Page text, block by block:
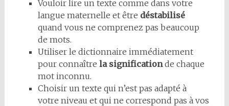
Vouloir lire un texte comme dans votre
langue maternelle et être déstabilisé
quand vous ne comprenez pas beaucoup
de mots.
Utiliser le dictionnaire immédiatement
pour connaître la significationde chaque
mot inconnu.
Choisir un texte qui n’est pas adapté à
votre niveau et qui ne correspond pas à vos